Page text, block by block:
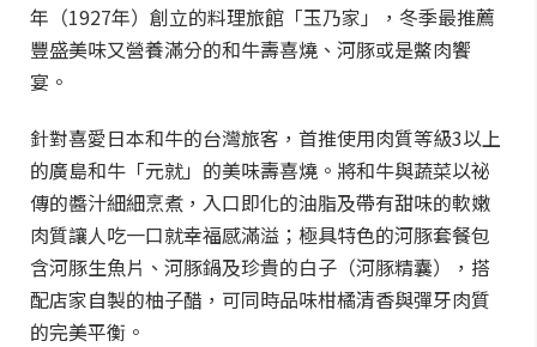
年（1927年）創立的料理旅館「玉乃家」，冬季最推薦
豐盛美味又營養滿分的和牛壽喜燒、河豚或是鱉肉饗
宴。
針對喜愛日本和牛的台灣旅客，首推使用肉質等級3以上
的廣島和牛「元就」的美味壽喜燒。將和牛與蔬菜以祕
傳的醬汁細細烹煮，入口即化的油脂及帶有甜味的軟嫩
肉質讓人吃一口就幸福感滿溢；極具特色的河豚套餐包
含河豚生魚片、河豚鍋及珍貴的白子（河豚精囊），搭
配店家自製的柚子醋，可同時品味柑橘清香與彈牙肉質
的完美平衡。